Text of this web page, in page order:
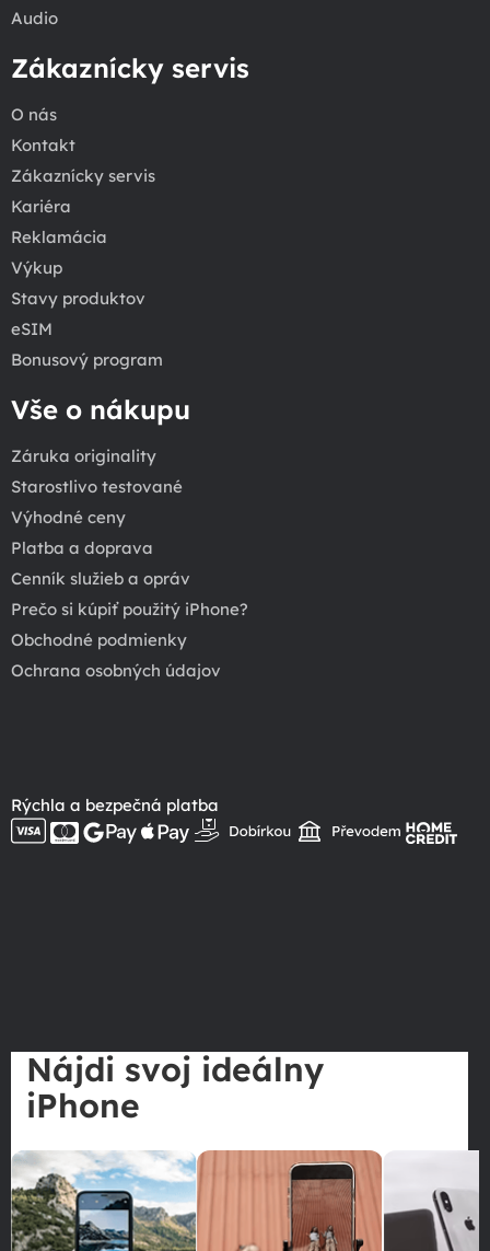
Audio
Zákaznícky servis
O nás
Kontakt
Zákaznícky servis
Kariéra
Reklamácia
Výkup
Stavy produktov
eSIM
Bonusový program
Vše o nákupu
Záruka originality
Starostlivo testované
Výhodné ceny
Platba a doprava
Cenník služieb a opráv
Prečo si kúpiť použitý iPhone?
Obchodné podmienky
Ochrana osobných údajov
Rýchla a bezpečná platba
Nájdi svoj ideálny
iPhone